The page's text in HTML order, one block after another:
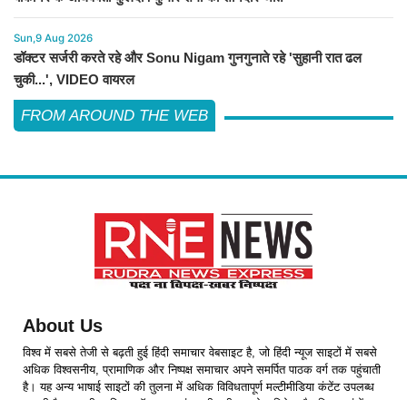
Sun,9 Aug 2026
डॉक्टर सर्जरी करते रहे और Sonu Nigam गुनगुनाते रहे 'सुहानी रात ढल
चुकी...', VIDEO वायरल
FROM AROUND THE WEB
About Us
विश्व में सबसे तेजी से बढ़ती हुई हिंदी समाचार वेबसाइट है, जो हिंदी न्यूज साइटों में सबसे
अधिक विश्वसनीय, प्रामाणिक और निष्पक्ष समाचार अपने समर्पित पाठक वर्ग तक पहुंचाती
है। यह अन्य भाषाई साइटों की तुलना में अधिक विविधतापूर्ण मल्टीमीडिया कंटेंट उपलब्ध